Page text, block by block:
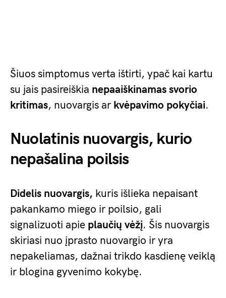
Šiuos simptomus verta ištirti, ypač kai kartu
su jais pasireiškia nepaaiškinamas svorio
kritimas, nuovargis ar kvėpavimo pokyčiai.
Nuolatinis nuovargis, kurio
nepašalina poilsis
Didelis nuovargis, kuris išlieka nepaisant
pakankamo miego ir poilsio, gali
signalizuoti apie plaučių vėžį. Šis nuovargis
skiriasi nuo įprasto nuovargio ir yra
nepakeliamas, dažnai trikdo kasdienę veiklą
ir blogina gyvenimo kokybę.